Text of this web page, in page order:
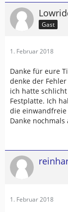
Gast
1. Februar 2018
Danke für eure
denke der
ich hatte
Festplatte. Ich
die
Danke
1. Februar 2018